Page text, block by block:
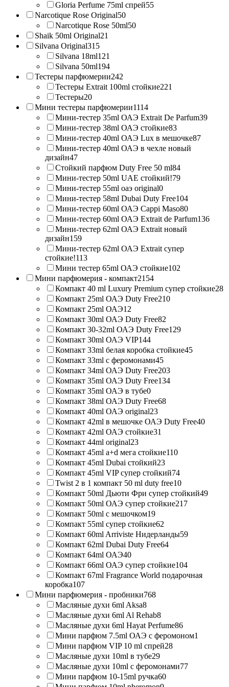
Gloria Perfume 75ml спрей55
Narcotique Rose Original50
Narcotique Rose 50ml50
Shaik 50ml Original21
Silvana Original315
Silvana 18ml121
Silvana 50ml194
Тестеры парфюмерии242
Тестеры Extrait 100ml стойкие221
Тестеры20
Мини тестеры парфюмерии1114
Мини-тестер 35ml ОАЭ Extrait De Parfum39
Мини-тестер 38ml ОАЭ стойкие83
Мини-тестер 40ml ОАЭ Lux в мешочке87
Мини-тестер 40ml ОАЭ в чехле новый
дизайн47
Стойкий парфюм Duty Free 50 ml84
Мини-тестер 50ml UAE стойкий!79
Мини-тестер 55ml оаэ original0
Мини-тестер 58ml Dubai Duty Free104
Мини-тестер 60ml ОАЭ Cappi Maso80
Мини-тестер 60ml ОАЭ Extrait de Parfum136
Мини-тестер 62ml ОАЭ Extrait новый
дизайн159
Мини-тестер 62ml ОАЭ Extrait супер
стойкие!113
Мини тестер 65ml ОАЭ стойкие102
Мини парфюмерия - компакт2154
Компакт 40 ml Luxury Premium супер стойкие28
Компакт 25ml ОАЭ Duty Free210
Компакт 25ml ОАЭ12
Компакт 30ml ОАЭ Duty Free82
Компакт 30-32ml ОАЭ Duty Free129
Компакт 30ml ОАЭ VIP144
Компакт 33ml белая коробка стойкие45
Компакт 33ml с феромонами45
Компакт 34ml ОАЭ Duty Free203
Компакт 35ml ОАЭ Duty Free134
Компакт 35ml ОАЭ в тубе0
Компакт 38ml ОАЭ Duty Free68
Компакт 40ml ОАЭ original23
Компакт 42ml в мешочке ОАЭ Duty Free40
Компакт 42ml ОАЭ стойкие31
Компакт 44ml original23
Компакт 45ml a+d мега стойкие110
Компакт 45ml Dubai стойкий23
Компакт 45ml VIP супер стойкий74
Twist 2 в 1 компакт 50 ml duty free10
Компакт 50ml Дьюти Фри супер стойкий49
Компакт 50ml ОАЭ супер стойкие217
Компакт 50ml с мешочком19
Компакт 55ml супер стойкие62
Компакт 60ml Arriviste Нидерланды59
Компакт 62ml Dubai Duty Free64
Компакт 64ml ОАЭ40
Компакт 66ml ОАЭ супер стойкие104
Компакт 67ml Fragrance World подарочная
коробка107
Мини парфюмерия - пробники768
Масляные духи 6ml Aksa8
Масляные духи 6ml Al Rehab8
Масляные духи 6ml Hayat Perfume86
Мини парфюм 7.5ml ОАЭ с феромоном1
Мини парфюм VIP 10 ml спрей28
Масляные духи 10ml в тубе29
Масляные духи 10ml с феромонами77
Мини парфюм 10-15ml ручка60